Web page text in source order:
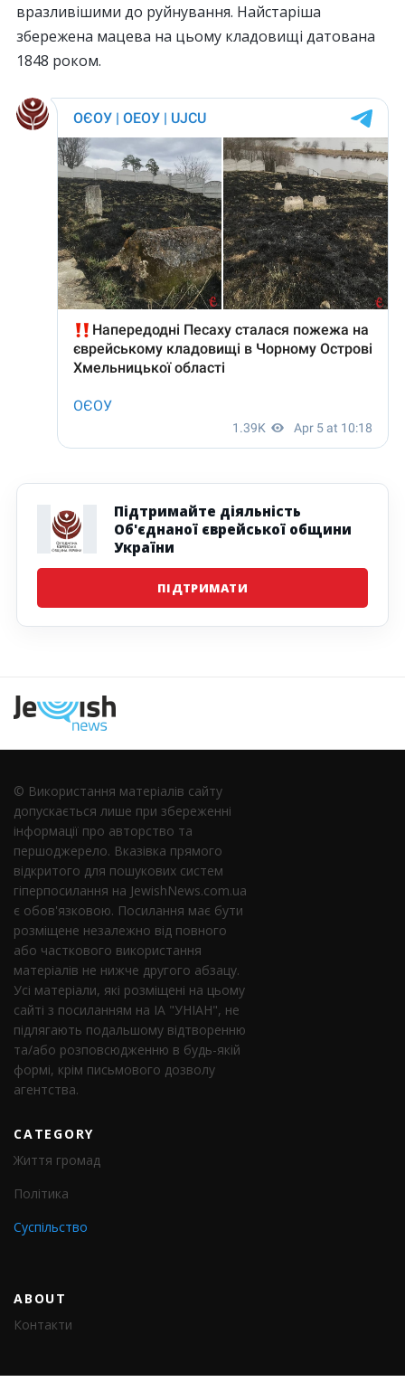
вразливішими до руйнування. Найстаріша
збережена мацева на цьому кладовищі датована
1848 роком.
Підтримайте діяльність
Об'єднаної єврейської общини
України
ПІДТРИМАТИ
© Використання матеріалів сайту
допускається лише при збереженні
інформації про авторство та
першоджерело. Вказівка ​​прямого
відкритого для пошукових систем
гіперпосилання на JewishNews.com.ua
є обов'язковою. Посилання має бути
розміщене незалежно від повного
або часткового використання
матеріалів не нижче другого абзацу.
Усі матеріали, які розміщені на цьому
сайті з посиланням на ІА "УНІАН", не
підлягають подальшому відтворенню
та/або розповсюдженню в будь-якій
формі, крім письмового дозволу
агентства.
CATEGORY
Життя громад
Політика
Суспільство
ABOUT
Контакти